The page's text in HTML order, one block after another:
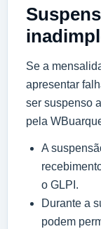
Se a
apresentar
ser suspenso
pela
A
o GLPI.
Durante a
podem